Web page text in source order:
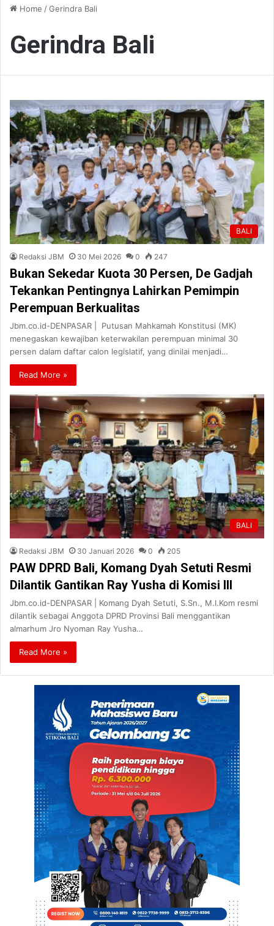
Home /Gerindra Bali
Gerindra Bali
BALI
Redaksi JBM 30 Mei 2026 0 247
Bukan Sekedar Kuota 30 Persen, De Gadjah
Tekankan Pentingnya Lahirkan Pemimpin
Perempuan Berkualitas
Jbm.co.id-DENPASAR | Putusan Mahkamah Konstitusi (MK)
menegaskan kewajiban keterwakilan perempuan minimal 30
persen dalam daftar calon legislatif, yang dinilai menjadi…
Read More »
BALI
Redaksi JBM 30 Januari 2026 0 205
PAW DPRD Bali, Komang Dyah Setuti Resmi
Dilantik Gantikan Ray Yusha di Komisi III
Jbm.co.id-DENPASAR | Komang Dyah Setuti, S.Sn., M.I.Kom resmi
dilantik sebagai Anggota DPRD Provinsi Bali menggantikan
almarhum Jro Nyoman Ray Yusha…
Read More »